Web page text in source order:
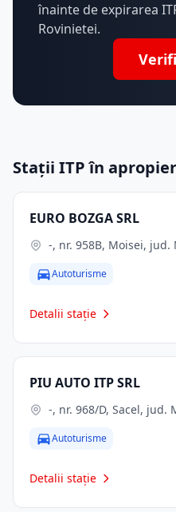
înainte de expirarea
Rovinietei.
Stații ITP în
EURO BOZGA SRL
-, nr. 958B, Moisei, jud.
Autoturisme
Detalii stație
PIU AUTO ITP SRL
-, nr. 968/D, Sacel, jud.
Autoturisme
Detalii stație